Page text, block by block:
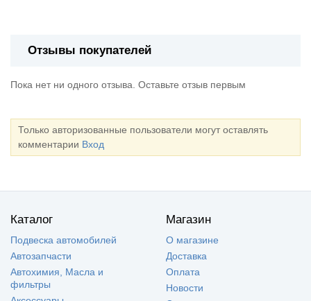
Отзывы покупателей
Пока нет ни одного отзыва. Оставьте отзыв первым
Только авторизованные пользователи могут оставлять
комментарии Вход
Каталог
Подвеска автомобилей
Автозапчасти
Автохимия, Масла и
фильтры
Магазин
О магазине
Доставка
Оплата
Новости